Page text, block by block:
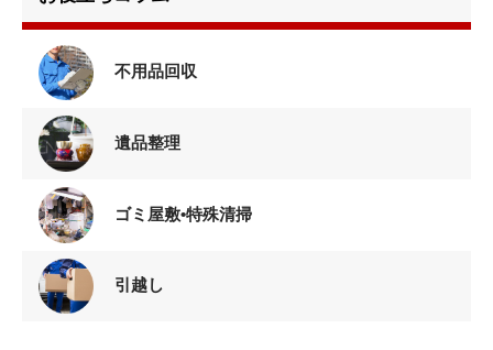
不用品回収
遺品整理
ゴミ屋敷•特殊清掃
引越し